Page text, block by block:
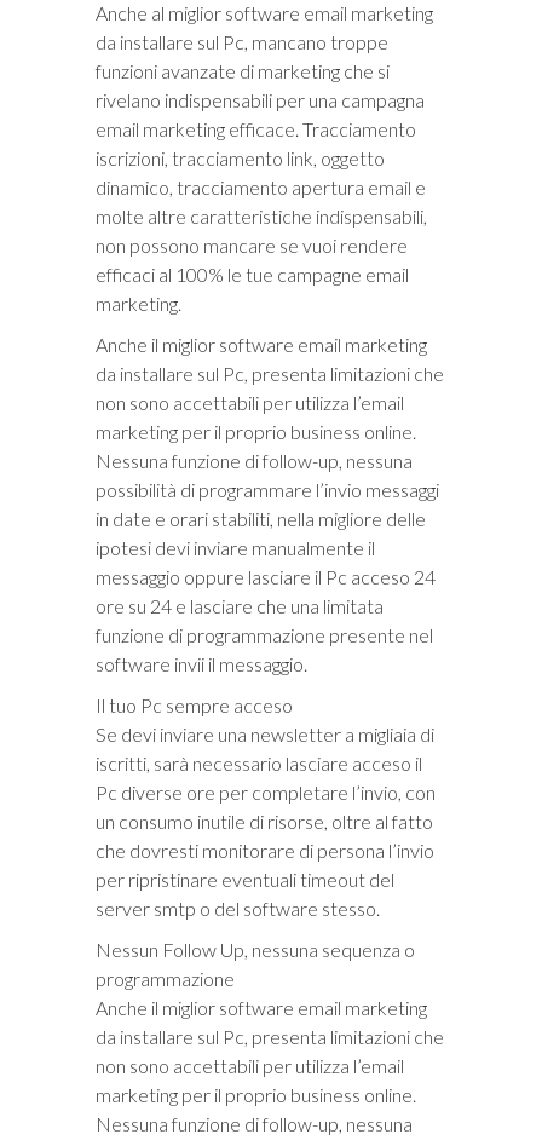
Anche al miglior software email marketing
da installare sul Pc, mancano troppe
funzioni avanzate di marketing che si
rivelano indispensabili per una campagna
email marketing efficace. Tracciamento
iscrizioni, tracciamento link, oggetto
dinamico, tracciamento apertura email e
molte altre caratteristiche indispensabili,
non possono mancare se vuoi rendere
efficaci al 100% le tue campagne email
marketing.
Anche il miglior software email marketing
da installare sul Pc, presenta limitazioni che
non sono accettabili per utilizza l’email
marketing per il proprio business online.
Nessuna funzione di follow-up, nessuna
possibilità di programmare l’invio messaggi
in date e orari stabiliti, nella migliore delle
ipotesi devi inviare manualmente il
messaggio oppure lasciare il Pc acceso 24
ore su 24 e lasciare che una limitata
funzione di programmazione presente nel
software invii il messaggio.
Il tuo Pc sempre acceso
Se devi inviare una newsletter a migliaia di
iscritti, sarà necessario lasciare acceso il
Pc diverse ore per completare l’invio, con
un consumo inutile di risorse, oltre al fatto
che dovresti monitorare di persona l’invio
per ripristinare eventuali timeout del
server smtp o del software stesso.
Nessun Follow Up, nessuna sequenza o
programmazione
Anche il miglior software email marketing
da installare sul Pc, presenta limitazioni che
non sono accettabili per utilizza l’email
marketing per il proprio business online.
Nessuna funzione di follow-up, nessuna